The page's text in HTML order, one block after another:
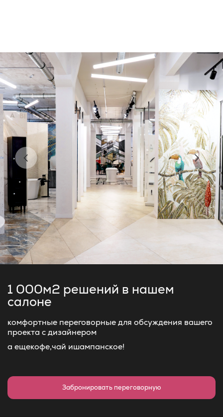
1 000м2 решений в нашем
салоне
комфортные переговорные для обсуждения вашего
проекта с дизайнером
а ещекофе,чай ишампанское!
Забронировать переговорную